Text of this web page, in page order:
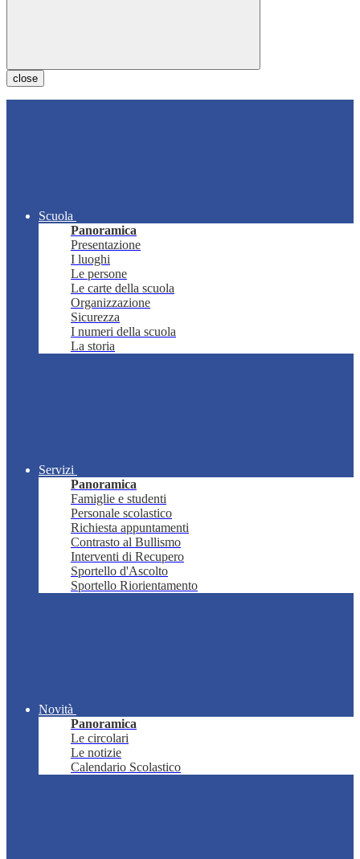
close
Scuola
Panoramica
Presentazione
I luoghi
Le persone
Le carte della scuola
Organizzazione
Sicurezza
I numeri della scuola
La storia
Servizi
Panoramica
Famiglie e studenti
Personale scolastico
Richiesta appuntamenti
Contrasto al Bullismo
Interventi di Recupero
Sportello d'Ascolto
Sportello Riorientamento
Novità
Panoramica
Le circolari
Le notizie
Calendario Scolastico